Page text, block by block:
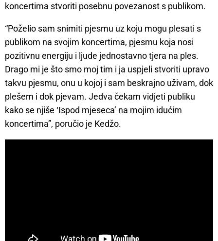
koncertima stvoriti posebnu povezanost s publikom.
“Poželio sam snimiti pjesmu uz koju mogu plesati s
publikom na svojim koncertima, pjesmu koja nosi
pozitivnu energiju i ljude jednostavno tjera na ples.
Drago mi je što smo moj tim i ja uspjeli stvoriti upravo
takvu pjesmu, onu u kojoj i sam beskrajno uživam, dok
plešem i dok pjevam. Jedva čekam vidjeti publiku
kako se njiše ‘Ispod mjeseca’ na mojim idućim
koncertima”, poručio je Kedžo.